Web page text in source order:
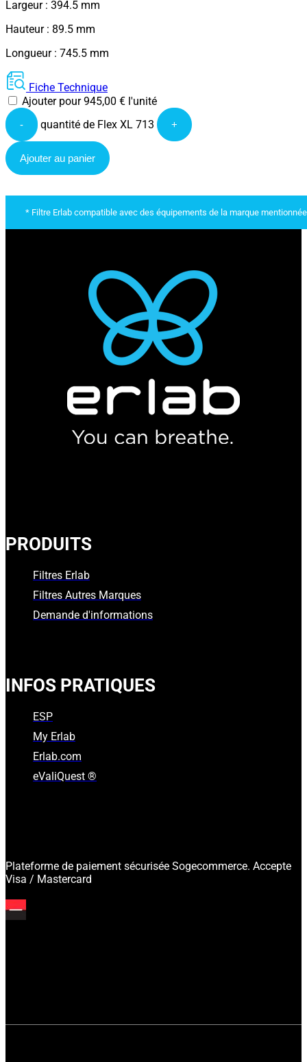
Largeur : 394.5 mm
Hauteur : 89.5 mm
Longueur : 745.5 mm
Fiche Technique
Ajouter pour945,00 € l'unité
- quantité de Flex XL 713 +
Ajouter au panier
* Filtre Erlab compatible avec des équipements de la marque
PRODUITS
Filtres Erlab
Filtres Autres Marques
Demande d'informations
INFOS PRATIQUES
ESP
My Erlab
Erlab.com
eValiQuest ®
Plateforme de paiement sécurisée Sogecommerce. Accepte
Visa / Mastercard